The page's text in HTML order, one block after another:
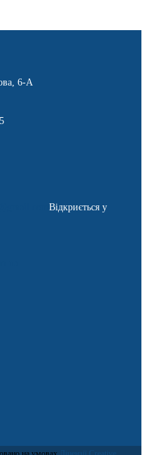
6-А
Відкриється у